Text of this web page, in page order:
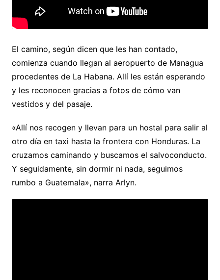
El camino, según dicen que les han contado,
comienza cuando llegan al aeropuerto de Managua
procedentes de La Habana. Allí les están esperando
y les reconocen gracias a fotos de cómo van
vestidos y del pasaje.
«Allí nos recogen y llevan para un hostal para salir al
otro día en taxi hasta la frontera con Honduras. La
cruzamos caminando y buscamos el salvoconducto.
Y seguidamente, sin dormir ni nada, seguimos
rumbo a Guatemala», narra Arlyn.